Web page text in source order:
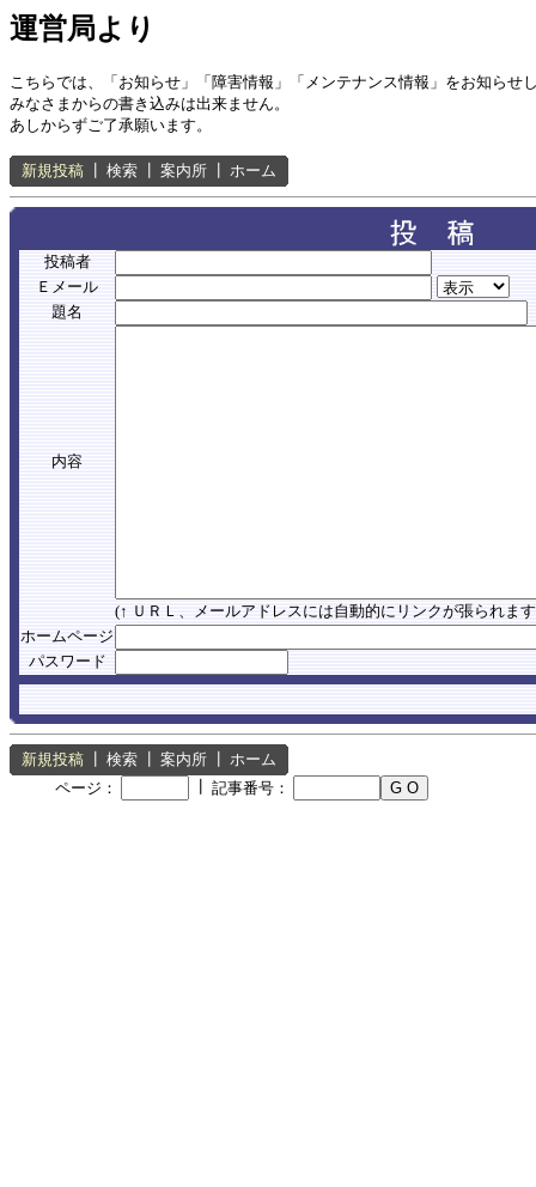
運営局より
こちらでは、「お知らせ」「障害情報」「メンテナンス情報」をお知らせ
みなさまからの書き込みは出来ません。
あしからずご了承願います。
新規投稿 検索 案内所 ホーム
投稿者
Ｅメール
題名
内容
(↑ ＵＲＬ、メールアドレスには自動的にリンクが張られま
ホームページ
パスワード
新規投稿 検索 案内所
ホーム
ページ：
記事番号：